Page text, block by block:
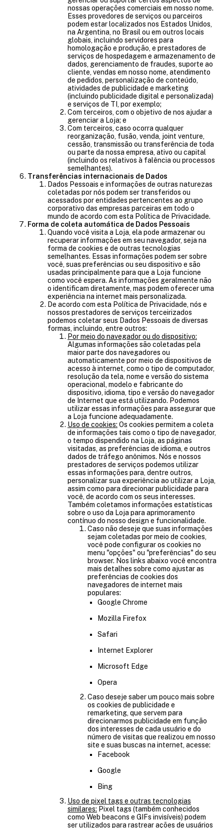
nossas operações comerciais em nosso nome.
Esses provedores de serviços ou parceiros
podem estar localizados nos Estados Unidos,
na Argentina, no Brasil ou em outros locais
globais, incluindo servidores para
homologação e produção, e prestadores de
serviços de hospedagem e armazenamento de
dados, gerenciamento de fraudes, suporte ao
cliente, vendas em nosso nome, atendimento
de pedidos, personalização de conteúdo,
atividades de publicidade e marketing
(incluindo publicidade digital e personalizada)
e serviços de TI, por exemplo;
Com terceiros, com o objetivo de nos ajudar a
gerenciar a Loja; e
Com terceiros, caso ocorra qualquer
reorganização, fusão, venda, joint venture,
cessão, transmissão ou transferência de toda
ou parte da nossa empresa, ativo ou capital
(incluindo os relativos à falência ou processos
semelhantes).
Transferências internacionais de Dados
Dados Pessoais e informações de outras naturezas
coletadas por nós podem ser transferidos ou
acessados por entidades pertencentes ao grupo
corporativo das empresas parceiras em todo o
mundo de acordo com esta Política de Privacidade.
Forma de coleta automática de Dados Pessoais
Quando você visita a Loja, ela pode armazenar ou
recuperar informações em seu navegador, seja na
forma de cookies e de outras tecnologias
semelhantes. Essas informações podem ser sobre
você, suas preferências ou seu dispositivo e são
usadas principalmente para que a Loja funcione
como você espera. As informações geralmente não
o identificam diretamente, mas podem oferecer uma
experiência na internet mais personalizada.
De acordo com esta Política de Privacidade, nós e
nossos prestadores de serviços terceirizados
podemos coletar seus Dados Pessoais de diversas
formas, incluindo, entre outros:
Por meio do navegador ou do dispositivo:
Algumas informações são coletadas pela
maior parte dos navegadores ou
automaticamente por meio de dispositivos de
acesso à internet, como o tipo de computador,
resolução da tela, nome e versão do sistema
operacional, modelo e fabricante do
dispositivo, idioma, tipo e versão do navegador
de Internet que está utilizando. Podemos
utilizar essas informações para assegurar que
a Loja funcione adequadamente.
Uso de cookies: Os cookies permitem a coleta
de informações tais como o tipo de navegador,
o tempo dispendido na Loja, as páginas
visitadas, as preferências de idioma, e outros
dados de tráfego anônimos. Nós e nossos
prestadores de serviços podemos utilizar
essas informações para, dentre outros,
personalizar sua experiência ao utilizar a Loja,
assim como para direcionar publicidade para
você, de acordo com os seus interesses.
Também coletamos informações estatísticas
sobre o uso da Loja para aprimoramento
contínuo do nosso design e funcionalidade.
Caso não deseje que suas informações
sejam coletadas por meio de cookies,
você pode configurar os cookies no
menu "opções" ou "preferências" do seu
browser. Nos links abaixo você encontra
mais detalhes sobre como ajustar as
preferências de cookies dos
navegadores de internet mais
populares:
Google Chrome
Mozilla Firefox
Safari
Internet Explorer
Microsoft Edge
Opera
Caso deseje saber um pouco mais sobre
os cookies de publicidade e
remarketing, que servem para
direcionarmos publicidade em função
dos interesses de cada usuário e do
número de visitas que realizou em nosso
site e suas buscas na internet, acesse:
Facebook
Google
Bing
Uso de pixel tags e outras tecnologias
similares: Pixel tags (também conhecidos
como Web beacons e GIFs invisíveis) podem
ser utilizados para rastrear ações de usuários